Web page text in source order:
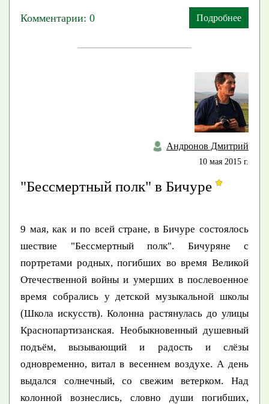
Комментарии: 0 Подробнее
Андронов Дмитрий
10 мая 2015 г.
"Бессмертный полк" в Бичуре
9 мая, как и по всей стране, в Бичуре состоялось
шествие "Бессмертный полк". Бичуряне с
портретами родных, погибших во время Великой
Отечественной войны и умерших в послевоенное
время собрались у детской музыкальной школы
(Школа искусств). Колонна растянулась до улицы
Краснопартизанская. Необыкновенный душевный
подъём, вызывающий и радость и слёзы
одновременно, витал в весеннем воздухе. А день
выдался солнечный, со свежим ветерком. Над
колонной вознеслись, словно души погибших,